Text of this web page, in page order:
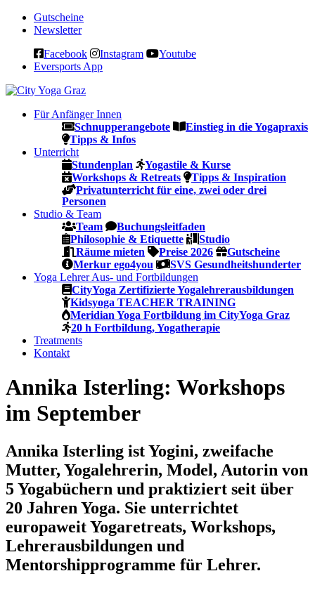
Gutscheine
Newsletter
Facebook Instagram Youtube
Eversports App
Für Anfänger Innen
Schnupperangebote
Einstieg in die Yogapraxis
Tipps & Infos
Unterricht
Stundenplan
Yogastile & Kurse
Workshops & Retreats
Tipps & Inspiration
Privatunterricht für eine, zwei oder drei
Personen
Studio & Team
Team
Buchungsleitfaden
Philosophie & Etiquette
Studio
Räume mieten
Preise 2026
Gutscheine
Merkur ego4you
SVS Gesundheitshunderter
Yoga Lehrer Aus- und Fortbildungen
CityYoga Zertifizierte Yogalehrerausbildungen
Kidsyoga TEACHER TRAINING
Meridian Yoga Fortbildung im CityYoga Graz
20 h Fortbildung, Yogatherapie
Treatments
Kontakt
Annika Isterling: Workshops
im September
Annika Isterling ist Yogini, zweifache
Mutter, Yogalehrerin, Model, Autorin von
5 Yogabüchern und praktiziert seit über
20 Jahren Yoga. Sie unterrichtet
europaweit Yogaretreats, Workshops,
Lehrerausbildungen und
Mentorshipprogramme für Lehrer.